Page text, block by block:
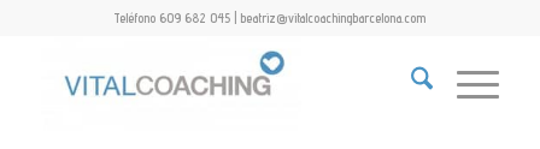
Teléfono 609 682 045 | beatriz@vitalcoachingbarcelona.com